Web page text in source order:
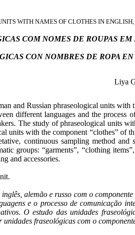
WITH NAMES OF CLOTHES IN
COM NOMES DE ROUPAS
CON NOMBRES DE ROPA
Liya
and Russian phraseological units
different languages and the
The study of phraseological units
with the component “clothes” of
continuous sampling method
groups: “garments”, “clothing
and accessories.
alemão e russo com o
e o processo de comunicação
O estudo das unidades
fraseológicas com o